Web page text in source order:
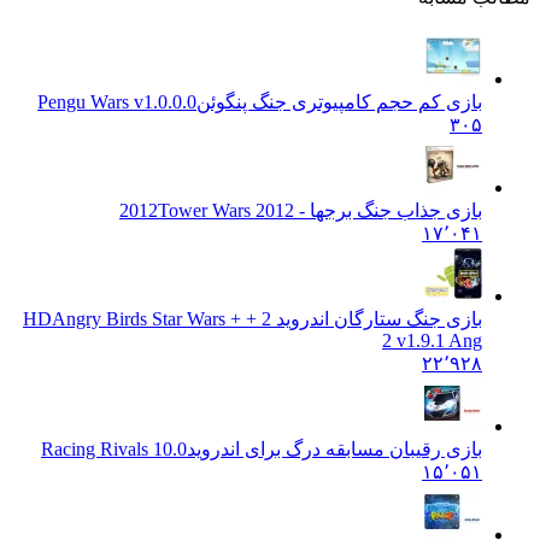
بازی کم حجم کامپیوتری جنگ پنگوئن Pengu Wars v1.0.0.0
بازی جذاب جنگ برجها - 2012Tower Wars 2012
۱۷٬۰۴۱
بازی جنگ ستارگان اندروید 2 + + HD
Angry Birds Star Wars
2 v1.9.1 Ang
۲۲٬۹۲۸
بازی رقیبان مسابقه درگ برای اندروید Racing Rivals 10.0
۱۵٬۰۵۱